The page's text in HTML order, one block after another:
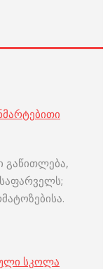
გაწითლება,
სკოლა